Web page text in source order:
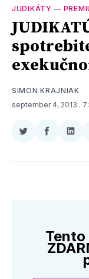
JUDIKÁTY —
SIMON KRAJNIAK
september 4, 2013 .
Zdieľať
Twitter
Zdieľať